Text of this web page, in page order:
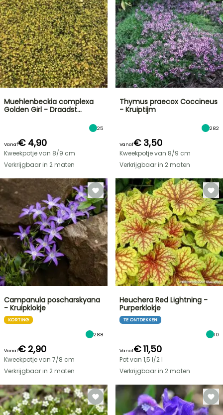
Muehlenbeckia complexa
Golden Girl - Draadst…
25
Vanaf€ 4,90
Kweekpotje van 8/9 cm
Verkrijgbaar in 2 maten
Thymus praecox Coccineus
- Kruiptijm
282
Vanaf€ 3,50
Kweekpotje van 8/9 cm
Verkrijgbaar in 2 maten
Campanula poscharskyana
- Kruipklokje
KORTING
288
Vanaf€ 2,90
Kweekpotje van 7/8 cm
Verkrijgbaar in 2 maten
Heuchera Red Lightning -
Purperklokje
TE ONTDEKKEN
10
Vanaf€ 11,50
Pot van 1,5 l/2 l
Verkrijgbaar in 2 maten